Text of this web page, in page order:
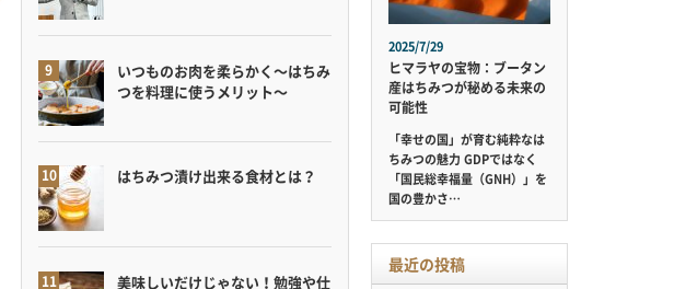
いつものお肉を柔らかく〜はちみ
つを料理に使うメリット〜
はちみつ漬け出来る食材とは？
美味しいだけじゃない！勉強や仕
2025/7/29
ヒマラヤの宝物：ブータン
産はちみつが秘める未来の
可能性
「幸せの国」が育む純粋なは
ちみつの魅力 GDPではなく
「国民総幸福量（GNH）」を
国の豊かさ…
最近の投稿